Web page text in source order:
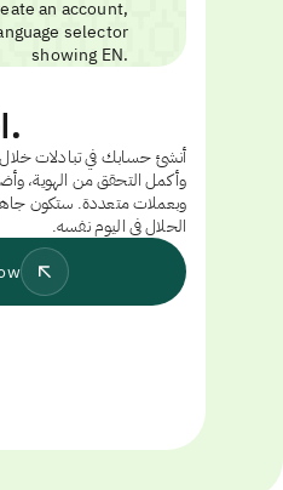
افتح حسابك.
أنشئ حسابك في تبادلات
وأكمل التحقق من الهوية،
وبعملات متعددة. ستكون
الحلال في اليوم نفسه.